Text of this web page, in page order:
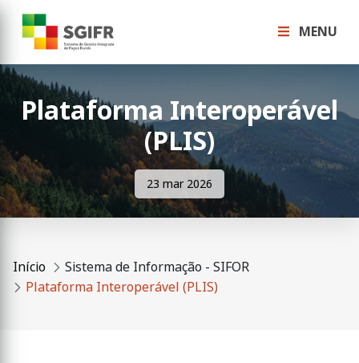
MENU
Plataforma Interoperável
(PLIS)
23 mar 2026
Início
Sistema de Informação - SIFOR
Plataforma Interoperável (PLIS)